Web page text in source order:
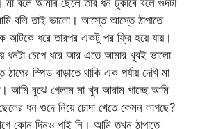
বলি তাই ভালো। আস্তে আস্তে ঠাপাতে
আটকে ধরে তারপর একটু পর ফ্রি হয়ে যায়।
ধনটা চেপে ধরে আর এতে আমার খুবই ভালো
স্পিড বাড়াতে থাকি এক পর্যায় দেখি মা
আমি বুঝে গেলাম মা খুব আরাম পাচ্ছে আমি
ধন গুদে নিয়ে চোদা খেতে কেমন লাগছে?
কোন দিনও পাই নি। আমি তখন ঠাপাতে